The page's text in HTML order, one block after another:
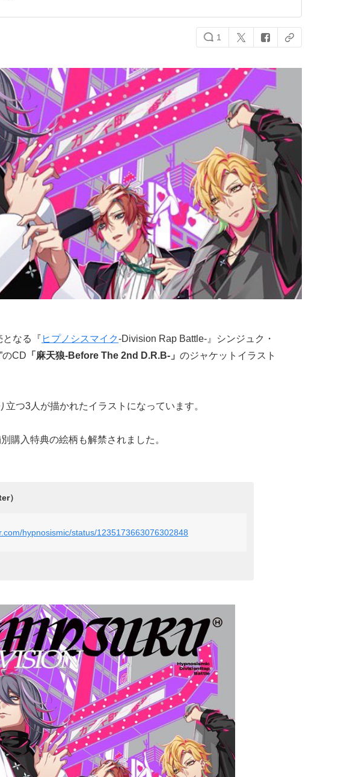
1
となる『 ヒプノシスマイク-Division Rap Battle-』シンジュク・
のCD 「麻天狼-Before The 2nd D.R.B-」 のジャケットイラスト
立つ3人が描かれたイラストになっています。
購入特典の絵柄も解禁されました。
hypnosismic/status/1235173663076302848